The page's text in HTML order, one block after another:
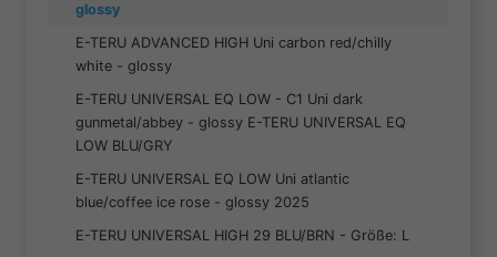
glossy
E-TERU ADVANCED HIGH Uni carbon red/chilly
white - glossy
E-TERU UNIVERSAL EQ LOW - C1 Uni dark
gunmetal/abbey - glossy E-TERU UNIVERSAL EQ
LOW BLU/GRY
E-TERU UNIVERSAL EQ LOW Uni atlantic
blue/coffee ice rose - glossy 2025
E-TERU UNIVERSAL HIGH 29 BLU/BRN - Größe: L